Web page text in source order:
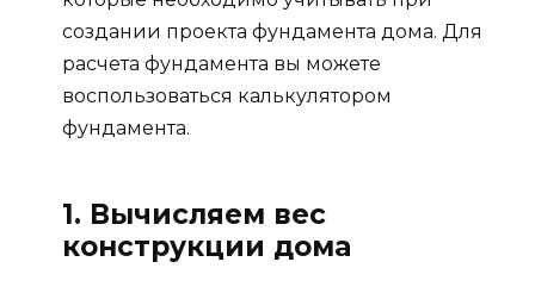
создании проекта фундамента дома. Для
расчета фундамента вы можете
воспользоваться калькулятором
фундамента.
1. Вычисляем вес
конструкции дома